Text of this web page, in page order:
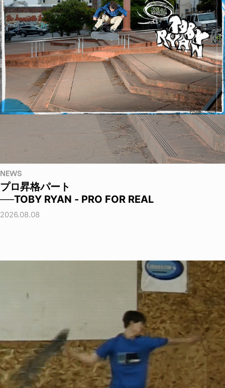
NEWS
プロ昇格パート
──TOBY RYAN - PRO FOR REAL
2026.08.08